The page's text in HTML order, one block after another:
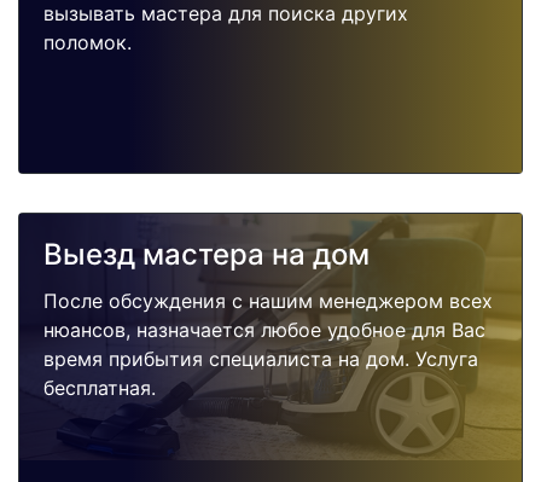
вызывать мастера для поиска других
поломок.
Выезд мастера на дом
После обсуждения с нашим менеджером всех
нюансов, назначается любое удобное для Вас
время прибытия специалиста на дом. Услуга
бесплатная.